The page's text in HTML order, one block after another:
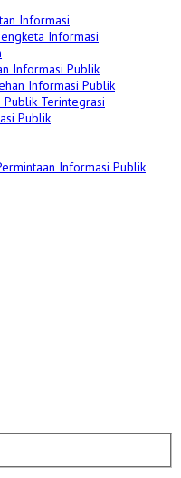
Informasi
Informasi
Informasi Publik
Informasi Publik
Terintegrasi
Publik
Informasi Publik